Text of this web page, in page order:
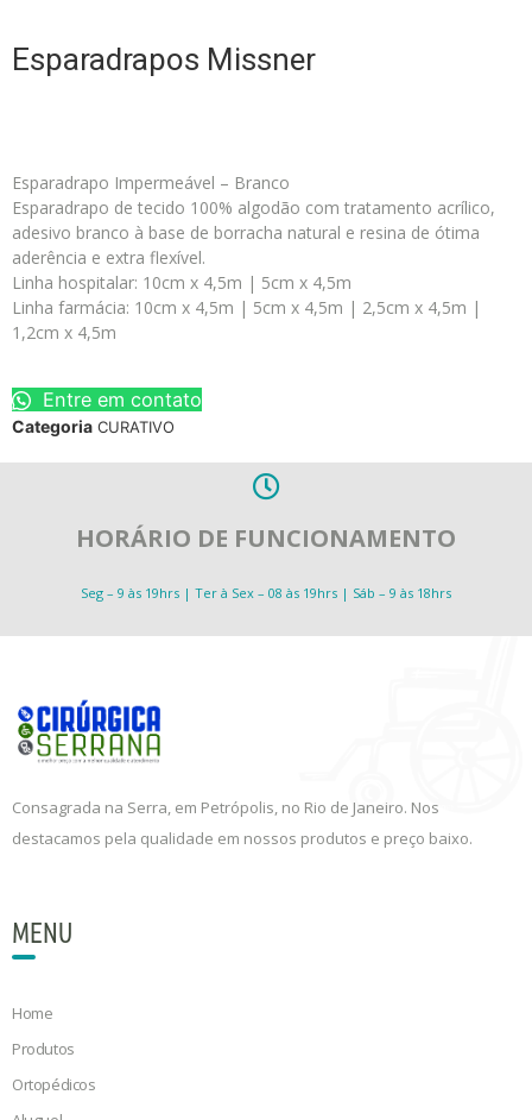
Esparadrapos Missner
Esparadrapo Impermeável – Branco
Esparadrapo de tecido 100% algodão com tratamento acrílico,
adesivo branco à base de borracha natural e resina de ótima
aderência e extra flexível.
Linha hospitalar: 10cm x 4,5m | 5cm x 4,5m
Linha farmácia: 10cm x 4,5m | 5cm x 4,5m | 2,5cm x 4,5m |
1,2cm x 4,5m
Entre em contato
Categoria CURATIVO
HORÁRIO DE FUNCIONAMENTO
Seg – 9 às 19hrs | Ter à Sex – 08 às 19hrs | Sáb – 9 às 18hrs
Consagrada na Serra, em Petrópolis, no Rio de Janeiro. Nos
destacamos pela qualidade em nossos produtos e preço baixo.
MENU
Home
Produtos
Ortopédicos